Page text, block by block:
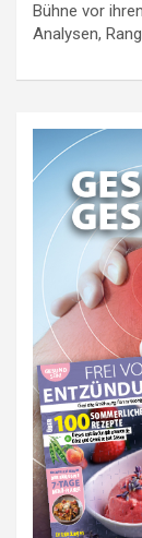
Bühne vor
Analysen,